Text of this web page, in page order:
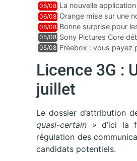
06/08 La nouvelle
abonnés Freebox,
06/08 Orange mise sur une
06/08 Bonne surprise pour
inclus
05/08 Sony Pictures Core
05/08 Freebox : vous payez
Licence 3G :
juillet
Le dossier d’attribution
quasi-certain » d’ici la
régulation des
candidats potentiels.